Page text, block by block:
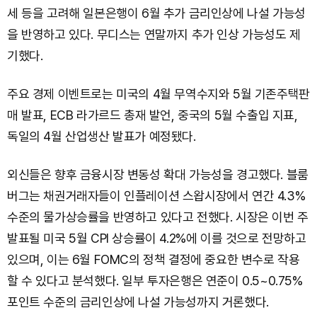
세 등을 고려해 일본은행이 6월 추가 금리인상에 나설 가능성
을 반영하고 있다. 무디스는 연말까지 추가 인상 가능성도 제
기했다.
주요 경제 이벤트로는 미국의 4월 무역수지와 5월 기존주택판
매 발표, ECB 라가르드 총재 발언, 중국의 5월 수출입 지표,
독일의 4월 산업생산 발표가 예정됐다.
외신들은 향후 금융시장 변동성 확대 가능성을 경고했다. 블룸
버그는 채권거래자들이 인플레이션 스왑시장에서 연간 4.3%
수준의 물가상승률을 반영하고 있다고 전했다. 시장은 이번 주
발표될 미국 5월 CPI 상승률이 4.2%에 이를 것으로 전망하고
있으며, 이는 6월 FOMC의 정책 결정에 중요한 변수로 작용
할 수 있다고 분석했다. 일부 투자은행은 연준이 0.5~0.75%
포인트 수준의 금리인상에 나설 가능성까지 거론했다.